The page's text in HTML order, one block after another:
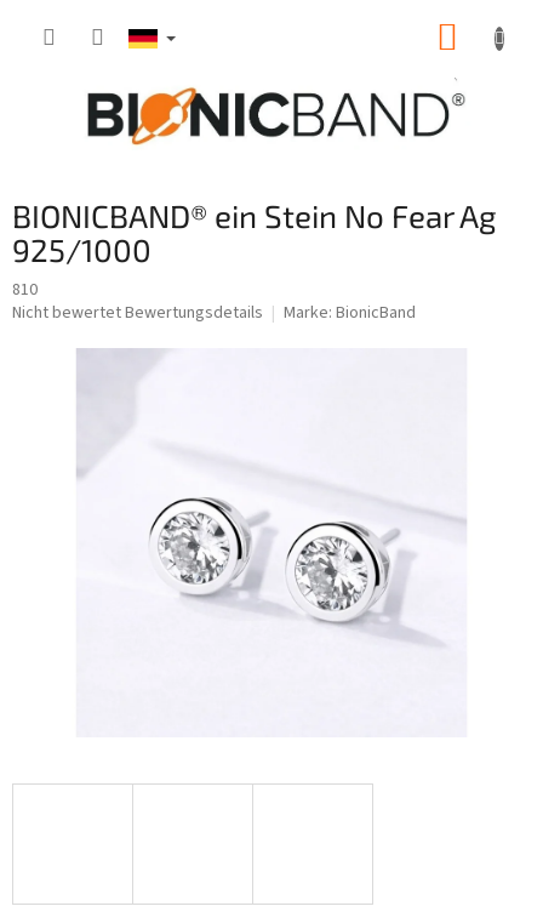
BIONICBAND® ein Stein No Fear Ag
925/1000
810
Die
Nicht bewertetBewertungsdetails Marke: BionicBand